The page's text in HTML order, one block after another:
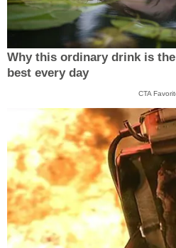
Why this ordinary drink is
best every day
CTA